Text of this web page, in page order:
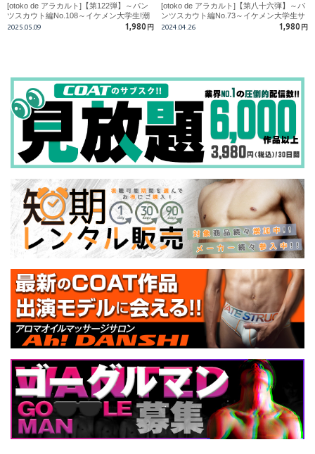
[otoko de アラカルト]【第122弾】～パン
ツスカウト編No.108～イケメン大学生!潮
吹きサッカー部員!!
2025.05.09 1,980 円
[otoko de アラカルト]【第八十六弾】～パ
ンツスカウト編No.73～イケメン大学生サ
ッカー部員！下着モデルのはずが…カメラ
2024.04.26 1,980 円